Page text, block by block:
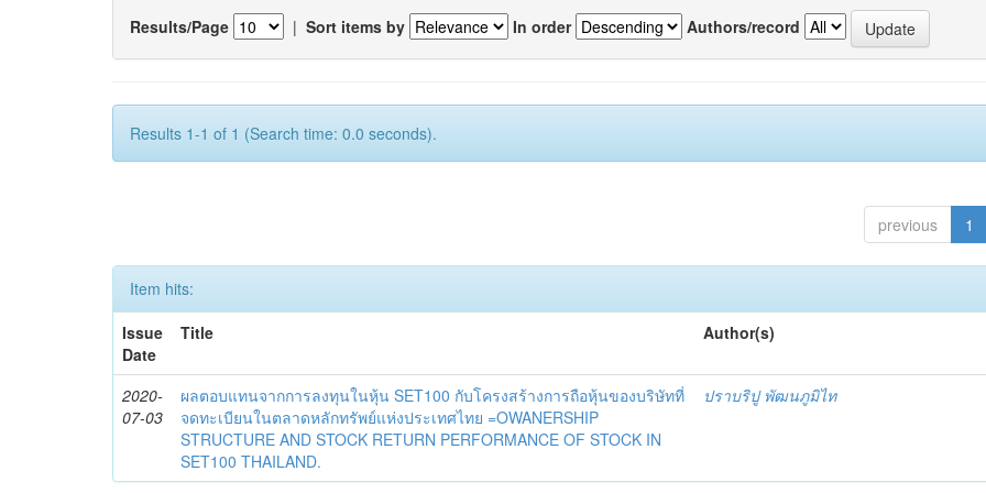
Results/Page | Sort items by In order Authors/record
Results 1-1 of 1 (Search time: 0.0 seconds).
previous 1
Item hits:
Issue
Date
Title Author(s)
2020-
07-03
ผลตอบแทนจากการลงทุนในหุ้น SET100 กับโครงสร้างการถือหุ้นของบริษัทที่
จดทะเบียนในตลาดหลักทรัพย์แห่งประเทศไทย =OWANERSHIP
STRUCTURE AND STOCK RETURN PERFORMANCE OF STOCK IN
SET100 THAILAND.
ปราบริปู พัฒนภูมิไท